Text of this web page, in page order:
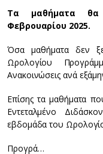
Τα μαθήματα θα
Φεβρουαρίου 2025.
Όσα μαθήματα δεν
Ωρολογίου
Ανακοινώσεις ανά
Επίσης τα μαθήματα
Εντεταλμένο
εβδομάδα του
Προγρά…